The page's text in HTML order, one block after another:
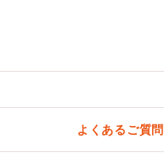
よくあるご質問